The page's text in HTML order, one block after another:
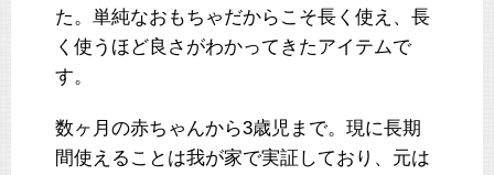
た。単純なおもちゃだからこそ長く使え、長
く使うほど良さがわかってきたアイテムで
す。
数ヶ月の赤ちゃんから3歳児まで。現に長期
間使えることは我が家で実証しており、元は